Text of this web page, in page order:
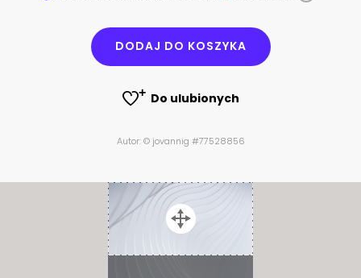
DODAJ DO KOSZYKA
Do ulubionych
Autor: © jovannig #77528856